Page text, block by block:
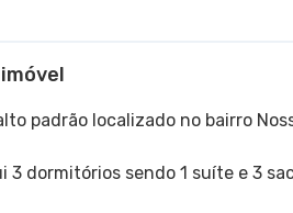
padrão localizado no bairro
3 dormitórios sendo 1 suíte e 3